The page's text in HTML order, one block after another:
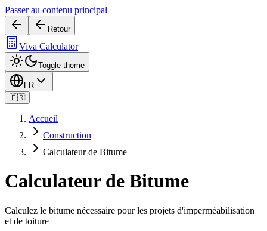
Passer au contenu principal
Retour
Viva Calculator
Toggle theme
FR
🇫🇷
Accueil
Construction
Calculateur de Bitume
Calculateur de Bitume
Calculez le bitume nécessaire pour les projets d'imperméabilisation
et de toiture